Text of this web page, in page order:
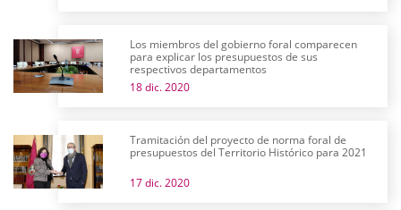
Los miembros del gobierno foral comparecen
para explicar los presupuestos de sus
respectivos departamentos
18 dic. 2020
Tramitación del proyecto de norma foral de
presupuestos del Territorio Histórico para 2021
17 dic. 2020